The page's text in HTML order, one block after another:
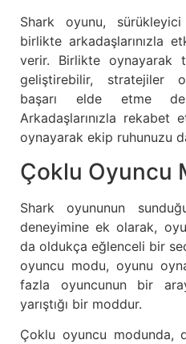
Shark oyunu,
birlikte arkadaşlarınızla
verir. Birlikte oynayarak
geliştirebilir, stratejiler
başarı elde etme
Arkadaşlarınızla rekabet
oynayarak ekip ruhunuzu
Çoklu Oyuncu
Shark oyununun
deneyimine ek olarak,
da oldukça eğlenceli bir
oyuncu modu, oyunu
fazla oyuncunun bir
yarıştığı bir moddur.
Çoklu oyuncu modunda,